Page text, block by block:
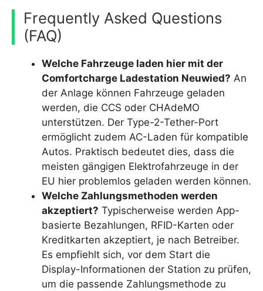
Frequently Asked Questions
(FAQ)
Welche Fahrzeuge laden hier mit der
Comfortcharge Ladestation Neuwied? An
der Anlage können Fahrzeuge geladen
werden, die CCS oder CHAdeMO
unterstützen. Der Type-2-Tether-Port
ermöglicht zudem AC-Laden für kompatible
Autos. Praktisch bedeutet dies, dass die
meisten gängigen Elektrofahrzeuge in der
EU hier problemlos geladen werden können.
Welche Zahlungsmethoden werden
akzeptiert? Typischerweise werden App-
basierte Bezahlungen, RFID-Karten oder
Kreditkarten akzeptiert, je nach Betreiber.
Es empfiehlt sich, vor dem Start die
Display-Informationen der Station zu prüfen,
um die passende Zahlungsmethode zu